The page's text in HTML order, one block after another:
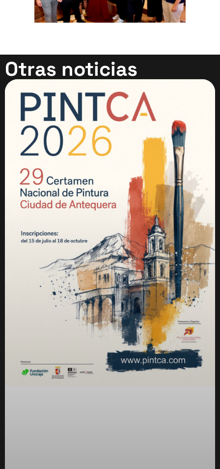
Otras noticias